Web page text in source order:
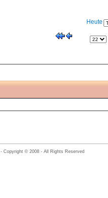
Heute
- Copyright © 2008 - All Rights Reserved